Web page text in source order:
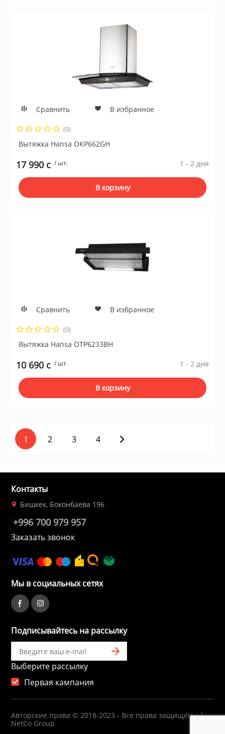
Сравнить В избранное
(0)
Вытяжка Hansa OKP662GH
17 990 c / шт. 1 - 2 дня
В корзину
Сравнить В избранное
(0)
Вытяжка Hansa OTP6233BH
10 690 c / шт. 1 - 2 дня
В корзину
1 2 3 4
Контакты
Бишкек, Боконбаева 196
+996 700 979 957
Заказать звонок
Мы в социальных сетях
Подписывайтесь на рассылку
Выберите рассылку
Первая кампания
Авторские права © 2018-2023 - Все права защищены |
NetCo Group